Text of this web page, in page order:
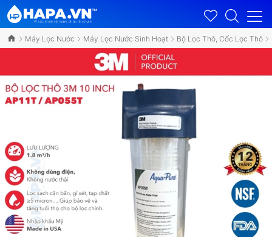
Máy Lọc Nước Máy Lọc Nước Sinh Hoạt Bộ Lọc Thô, Cốc Lọc Thô